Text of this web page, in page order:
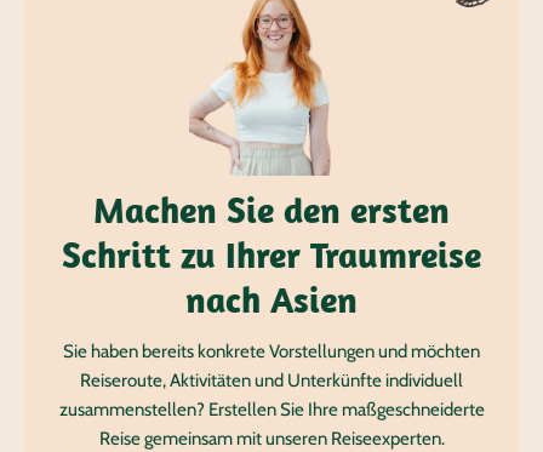
Machen Sie den ersten
Schritt zu Ihrer Traumreise
nach Asien
Sie haben bereits konkrete Vorstellungen und möchten
Reiseroute, Aktivitäten und Unterkünfte individuell
zusammenstellen? Erstellen Sie Ihre maßgeschneiderte
Reise gemeinsam mit unseren Reiseexperten.